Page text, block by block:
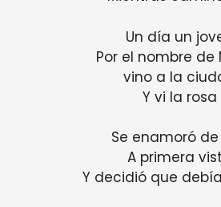
Un día un
Por el nombre de
vino a la
Y vi la rosa
Se enamoró
A primera
Y decidió que